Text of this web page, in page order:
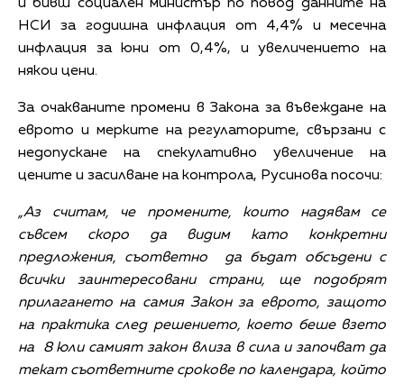
и бивш социален министър по повод данните на
НСИ за годишна инфлация от 4,4% и месечна
инфлация за юни от 0,4%, и увеличението на
някои цени.
За очакваните промени в Закона за въвеждане на
еврото и мерките на регулаторите, свързани с
недопускане на спекулативно увеличение на
цените и засилване на контрола, Русинова посочи:
„Аз считам, че промените, които надявам се
съвсем скоро да видим като конкретни
предложения, съответно да бъдат обсъдени с
всички заинтересовани страни, ще подобрят
прилагането на самия Закон за еврото, защото
на практика след решението, което беше взето
на 8 юли самият закон влиза в сила и започват да
текат съответните срокове по календара, който